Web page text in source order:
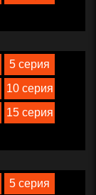
5 серия
10 серия
15 серия
5 серия